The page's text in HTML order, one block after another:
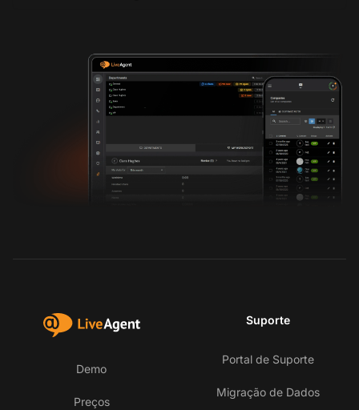
Demo
Preços
Suporte
Portal de Suporte
Migração de Dados